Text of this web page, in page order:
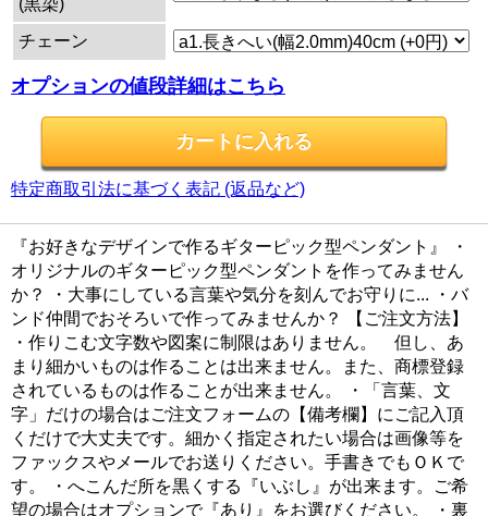
(黒染)
チェーン
オプションの値段詳細はこちら
特定商取引法に基づく表記 (返品など)
『お好きなデザインで作るギターピック型ペンダント』 ・
オリジナルのギターピック型ペンダントを作ってみません
か？ ・大事にしている言葉や気分を刻んでお守りに... ・バ
ンド仲間でおそろいで作ってみませんか？ 【ご注文方法】
・作りこむ文字数や図案に制限はありません。 但し、あ
まり細かいものは作ることは出来ません。また、商標登録
されているものは作ることが出来ません。 ・「言葉、文
字」だけの場合はご注文フォームの【備考欄】にご記入頂
くだけで大丈夫です。細かく指定されたい場合は画像等を
ファックスやメールでお送りください。手書きでもＯＫで
す。 ・へこんだ所を黒くする『いぶし』が出来ます。ご希
望の場合はオプションで『あり』をお選びください。 ・裏